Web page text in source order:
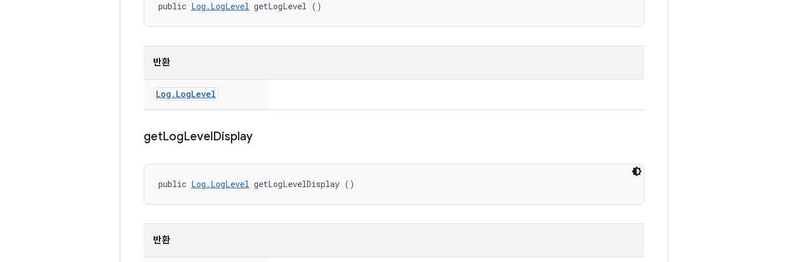
public Log.LogLevel getLogLevel ()
반환
Log . LogLevel
getLogLevelDisplay
public Log.LogLevel getLogLevelDisplay ()
반환